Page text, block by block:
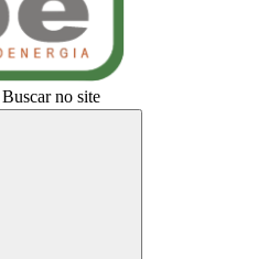
Buscar no site